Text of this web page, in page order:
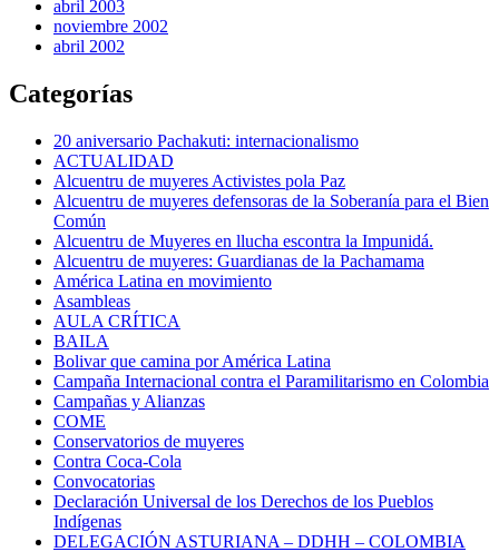
abril 2003
noviembre 2002
abril 2002
Categorías
20 aniversario Pachakuti: internacionalismo
ACTUALIDAD
Alcuentru de muyeres Activistes pola Paz
Alcuentru de muyeres defensoras de la Soberanía para el Bien
Común
Alcuentru de Muyeres en llucha escontra la Impunidá.
Alcuentru de muyeres: Guardianas de la Pachamama
América Latina en movimiento
Asambleas
AULA CRÍTICA
BAILA
Bolivar que camina por América Latina
Campaña Internacional contra el Paramilitarismo en Colombia
Campañas y Alianzas
COME
Conservatorios de muyeres
Contra Coca-Cola
Convocatorias
Declaración Universal de los Derechos de los Pueblos
Indígenas
DELEGACIÓN ASTURIANA – DDHH – COLOMBIA